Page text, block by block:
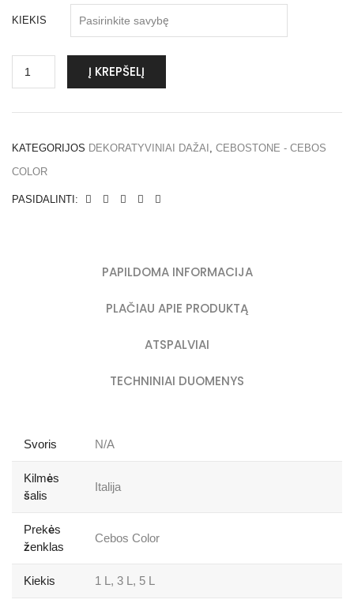
KIEKIS
Į KREPŠELĮ
KATEGORIJOS DEKORATYVINIAI DAŽAI CEBOSTONE - CEBOS
COLOR
PASIDALINTI:
PAPILDOMA INFORMACIJA
PLAČIAU APIE PRODUKTĄ
ATSPALVIAI
TECHNINIAI DUOMENYS
Svoris N/A
Kilmės
šalis
Italija
Prekės
ženklas
Cebos Color
Kiekis 1 L, 3 L, 5 L